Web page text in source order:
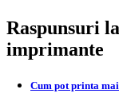
Raspunsuri
imprimante
Cum pot printa